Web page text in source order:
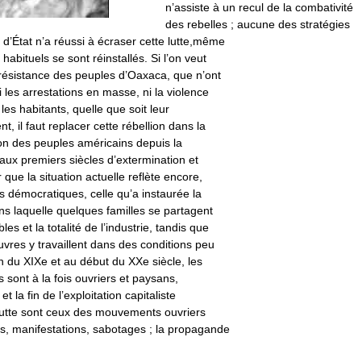
n’assiste à un recul de la combativité
des rebelles ; aucune des stratégies
n’a réussi à écraser cette lutte,même
se sont réinstallés. Si l’on veut
des peuples d’Oaxaca, que n’ont
arrestations en masse, ni la violence
habitants, quelle que soit leur
il faut replacer cette rébellion dans la
des peuples américains depuis la
premiers siècles d’extermination et
que la situation actuelle reflète encore,
démocratiques, celle qu’a instaurée la
laquelle quelques familles se partagent
et la totalité de l’industrie, tandis que
y travaillent dans des conditions peu
du XIXe et au début du XXe siècle, les
sont à la fois ouvriers et paysans,
la fin de l’exploitation capitaliste
sont ceux des mouvements ouvriers
manifestations, sabotages ; la propagande